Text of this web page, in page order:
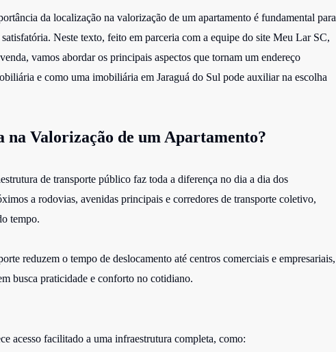
da localização na valorização de um apartamento é fundamental para
Neste texto, feito em parceria com a equipe do site Meu Lar SC,
, vamos abordar os principais aspectos que tornam um endereço
e como uma imobiliária em Jaraguá do Sul pode auxiliar na escolha
na Valorização de um Apartamento?
de transporte público faz toda a diferença no dia a dia dos
a rodovias, avenidas principais e corredores de transporte coletivo,
tempo.
reduzem o tempo de deslocamento até centros comerciais e empresariais,
busca praticidade e conforto no cotidiano.
acesso facilitado a uma infraestrutura completa, como: